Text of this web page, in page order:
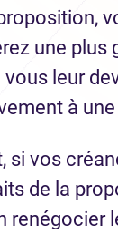
une plus
vous leur
à
si vos
de la
renégocier